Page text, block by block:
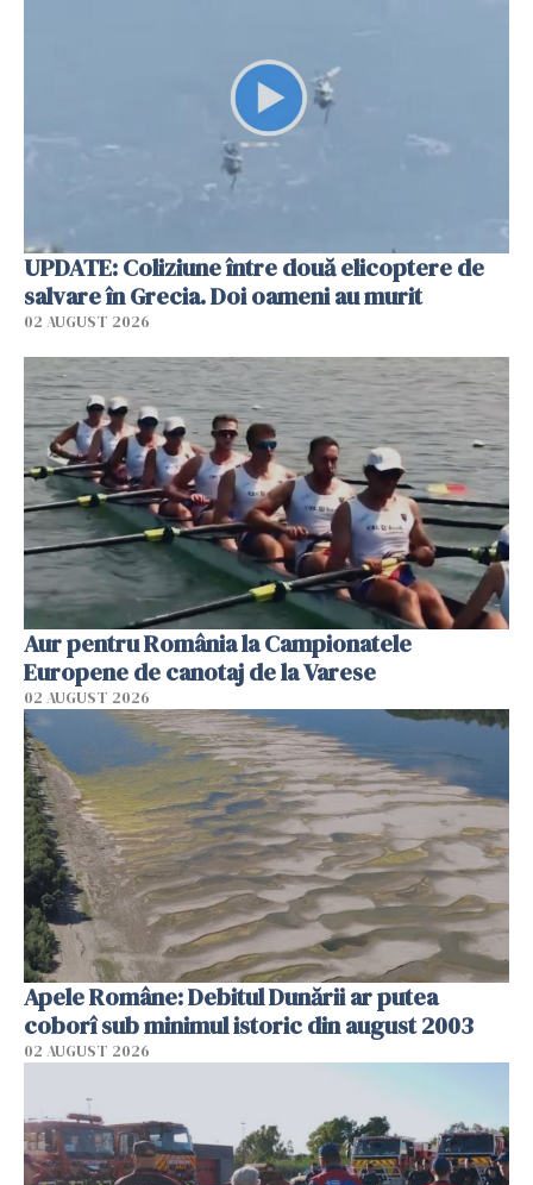
UPDATE: Coliziune între două elicoptere de
salvare în Grecia. Doi oameni au murit
02 AUGUST 2026
Aur pentru România la Campionatele
Europene de canotaj de la Varese
02 AUGUST 2026
Apele Române: Debitul Dunării ar putea
coborî sub minimul istoric din august 2003
02 AUGUST 2026